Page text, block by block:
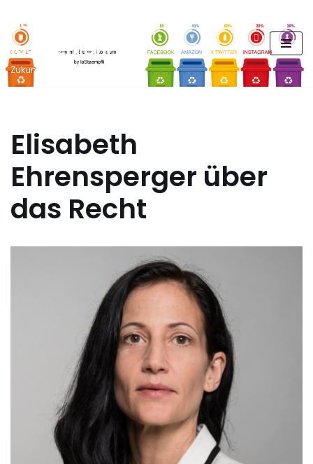
Zum
Inhalt
springen
FUTURE PODCAST by
laStaempfli
Zukunft, Daten, Konsum
Elisabeth
Ehrensperger über
das Recht